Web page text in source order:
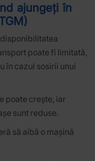
ajungeți în
disponibilitatea
poate fi limitată,
în cazul sosirii unui
poate crește, iar
sunt reduse.
să aibă o mașină